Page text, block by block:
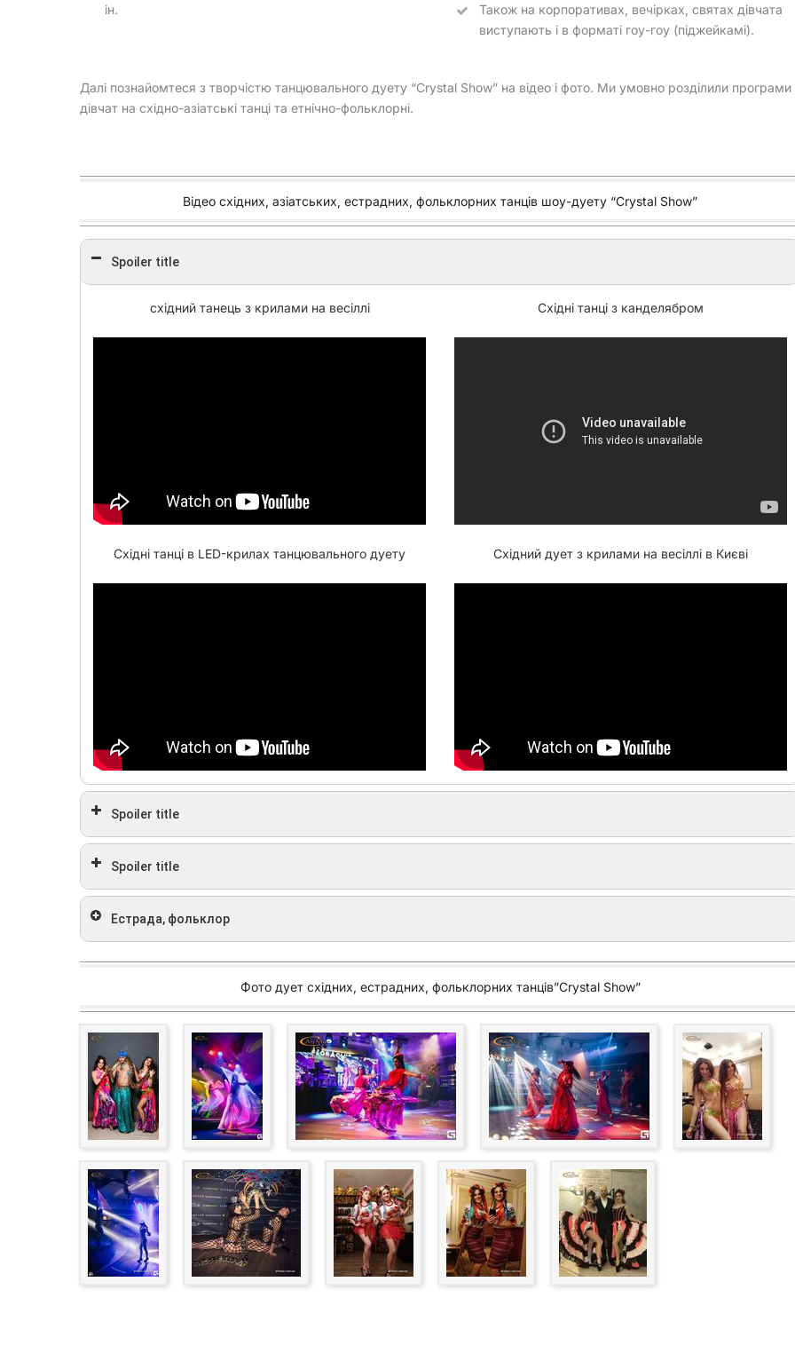
ін.
Також на корпоративах, вечірках, святах дівчата
виступають і в форматі гоу-гоу (піджейкамі).
Далі познайомтеся з творчістю танцювального дуету “Crystal Show” на відео і фото. Ми умовно розділили програми
дівчат на східно-азіатські танці та етнічно-фольклорні.
Відео східних, азіатських, естрадних, фольклорних танців шоу-дуету “Crystal Show”
Spoiler title
східний танець з крилами на весіллі
Східні танці в LED-крилах танцювального дуету
Східні танці з канделябром
Східний дует з крилами на весіллі в Києві
Spoiler title
Східний танець з шалями на дні народження
Східні танці зі свічками на корпоративній вечірці
Танець з тростиною на заході в Києві
Іранський танець у виконанні дуету
Spoiler title
Танці Bollywood на заході в Києві Індійські танці Болівуду на корпоративі в Києві
Естрада, фольклор
Циганський танець
Український танець
Фото дует східних, естрадних, фольклорних танців”Crystal Show”